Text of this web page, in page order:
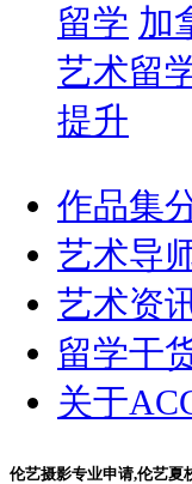
留学 加
艺术留
提升
作品集
艺术导
艺术资
留学干
关于
伦艺摄影专业申请,伦艺夏